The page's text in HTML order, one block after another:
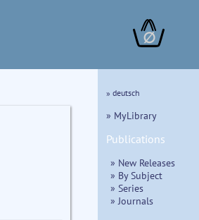
∅
» deutsch
» MyLibrary
Publications
» New Releases
» By Subject
» Series
» Journals